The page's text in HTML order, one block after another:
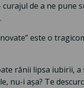
de a ne pune
este o
rănii lipsa iubirii,
nu-i așa? Te